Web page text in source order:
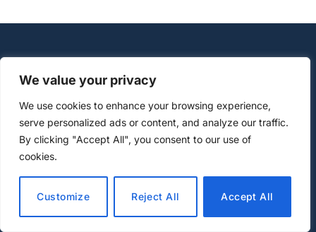
We value your privacy
We use cookies to enhance your browsing experience,
serve personalized ads or content, and analyze our traffic.
By clicking "Accept All", you consent to our use of
cookies.
Customize Reject All Accept All